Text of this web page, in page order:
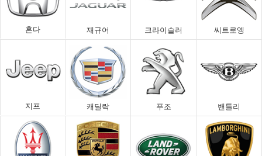
혼다 재규어 크라이슬러 씨트로엥
지프 캐딜락 푸조 밴틀리